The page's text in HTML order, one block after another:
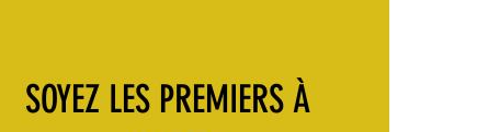
SOYEZ LES PREMIERS À